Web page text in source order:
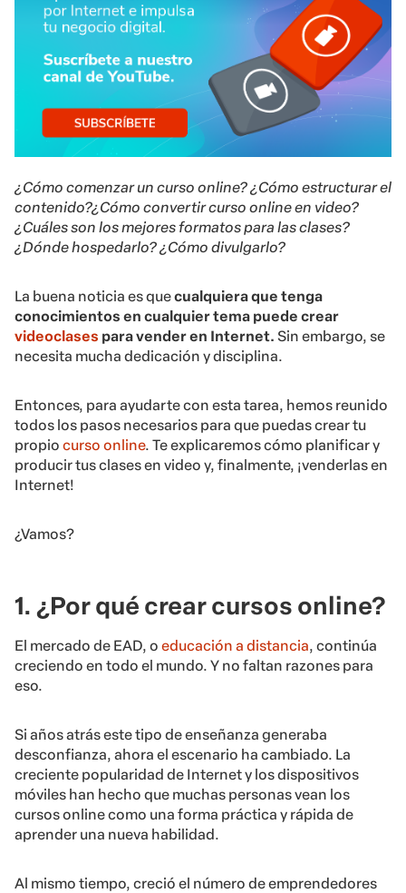
¿Cómo comenzar un curso online? ¿Cómo estructurar el
contenido?¿Cómo convertir curso online en video?
¿Cuáles son los mejores formatos para las clases?
¿Dónde hospedarlo? ¿Cómo divulgarlo?
La buena noticia es quecualquiera que tenga
conocimientos en cualquier tema puede crear
videoclases para vender en Internet. Sin embargo, se
necesita mucha dedicación y disciplina.
Entonces, para ayudarte con esta tarea, hemos reunido
todos los pasos necesarios para que puedas crear tu
propio curso online. Te explicaremos cómo planificar y
producir tus clases en video y, finalmente, ¡venderlas en
Internet!
¿Vamos?
1. ¿Por qué crear cursos online?
El mercado de EAD, o educación a distancia, continúa
creciendo en todo el mundo. Y no faltan razones para
eso.
Si años atrás este tipo de enseñanza generaba
desconfianza, ahora el escenario ha cambiado. La
creciente popularidad de Internet y los dispositivos
móviles han hecho que muchas personas vean los
cursos online como una forma práctica y rápida de
aprender una nueva habilidad.
Al mismo tiempo, creció el número de emprendedores